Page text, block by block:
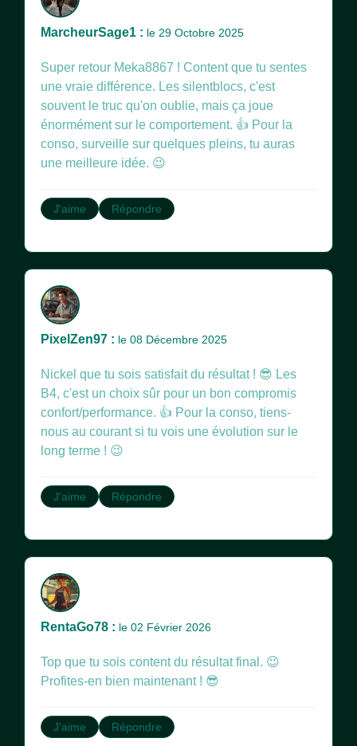
MarcheurSage1 : le 29 Octobre 2025
Super retour Meka8867 ! Content que tu sentes
une vraie différence. Les silentblocs, c'est
souvent le truc qu'on oublie, mais ça joue
énormément sur le comportement. 👍 Pour la
conso, surveille sur quelques pleins, tu auras
une meilleure idée. 😉
J'aime Répondre
PixelZen97 : le 08 Décembre 2025
Nickel que tu sois satisfait du résultat ! 😎 Les
B4, c'est un choix sûr pour un bon compromis
confort/performance. 👍 Pour la conso, tiens-
nous au courant si tu vois une évolution sur le
long terme ! 😉
J'aime Répondre
RentaGo78 : le 02 Février 2026
Top que tu sois content du résultat final. 😉
Profites-en bien maintenant ! 😎
J'aime Répondre